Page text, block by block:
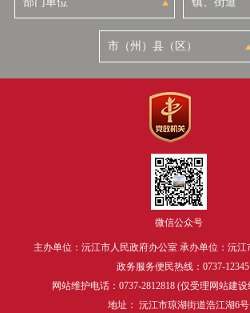
微信公众号
主办单位：沅江市人民政府办公室 承办单位：沅
政务服务便民热线：0737-12345
网站维护电话：0737-2812818 (仅受理网站建设
地址： 沅江市琼湖街道浩江湖6